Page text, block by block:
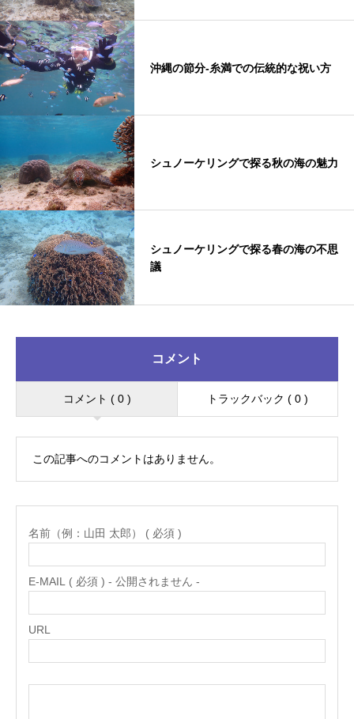
沖縄の節分-糸満での伝統的な祝い方
シュノーケリングで探る秋の海の魅力
シュノーケリングで探る春の海の不思
議
コメント
コメント ( 0 ) トラックバック ( 0 )
この記事へのコメントはありません。
名前（例：山田 太郎） ( 必須 )
E-MAIL ( 必須 ) - 公開されません -
URL